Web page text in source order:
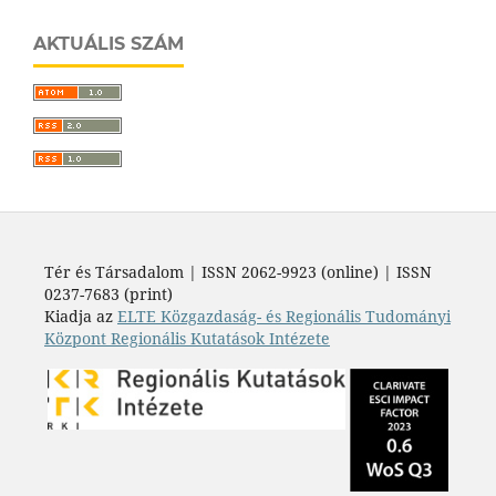
AKTUÁLIS SZÁM
Tér és Társadalom | ISSN 2062-9923 (online) | ISSN
0237-7683 (print)
Kiadja az ELTE Közgazdaság- és Regionális Tudományi
Központ Regionális Kutatások Intézete